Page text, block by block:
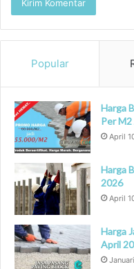
Popular
Harga
Per
April
Harga
2026
April
Harga
April